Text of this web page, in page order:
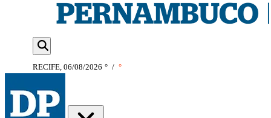
RECIFE, 06/08/2026 ° / °